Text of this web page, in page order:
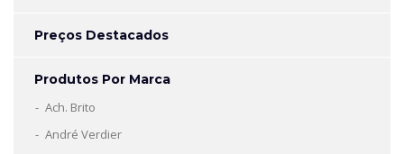
Preços Destacados
Produtos Por Marca
Ach. Brito
André Verdier